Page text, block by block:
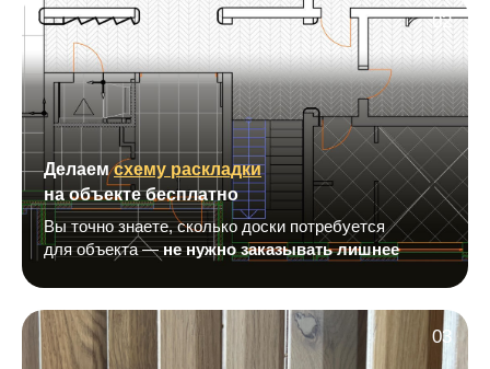
02
Делаемсхему раскладки
на объекте бесплатно
Вы точно знаете, сколько доски потребуется
для объекта —не нужно заказывать лишнее
03